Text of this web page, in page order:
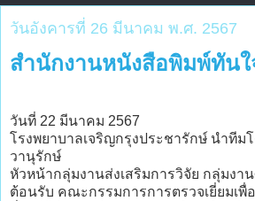
วันอังคารที่ 26 มีนาคม พ.ศ. 2567
สำนักงานหนังสือพิมพ์ทัน
วันที่ 22 มีนาคม 2567
โรงพยาบาลเจริญกรุงประชารักษ์ นำทีม
วานุรักษ์
หัวหน้ากลุ่มงานส่งเสริมการวิจัย กลุ่มงา
ต้อนรับ คณะกรรมการการตรวจเยี่ยมเพื่